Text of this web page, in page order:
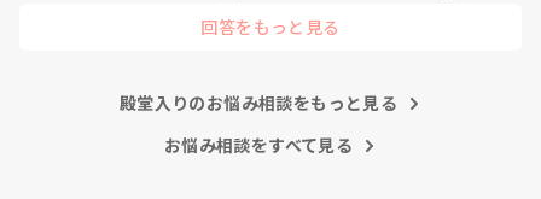
回答をもっと見る
殿堂入りのお悩み相談をもっと見る
お悩み相談をすべて見る